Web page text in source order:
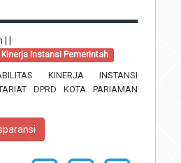
Download
| |
Instansi Pemerintah
KINERJA INSTANSI
DPRD KOTA PARIAMAN